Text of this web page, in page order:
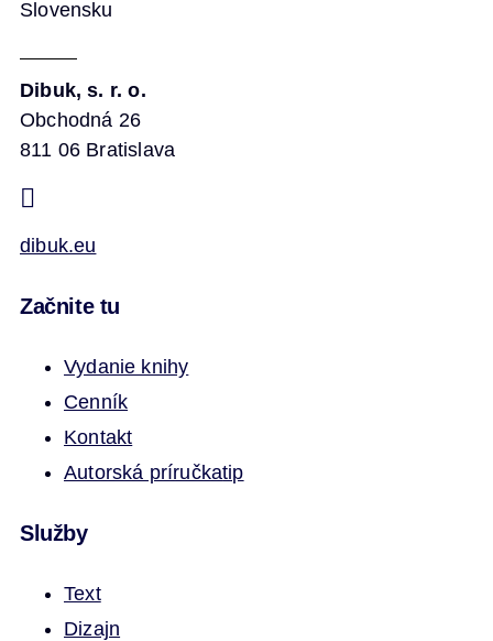
Slovensku
Dibuk, s. r. o.
Obchodná 26
811 06 Bratislava
dibuk.eu
Začnite tu
Vydanie knihy
Cenník
Kontakt
Autorská príručkatip
Služby
Text
Dizajn